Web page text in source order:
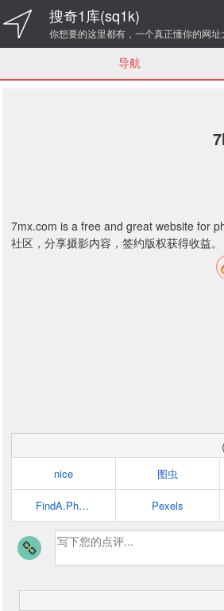
搜奇1库(sq1k)
你想要的这里都有，一个真正懂你的网址
导航
7mx.com is a free and great website for
社区，分享摄影内容，签约版权获得收益。
nice 图虫
FindA.Photo Pexels